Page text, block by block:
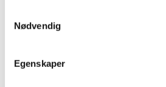
Nødvendig
Egenskaper